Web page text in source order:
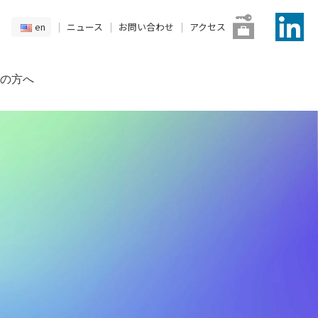
en ニュース お問い合わせ アクセス
方へ